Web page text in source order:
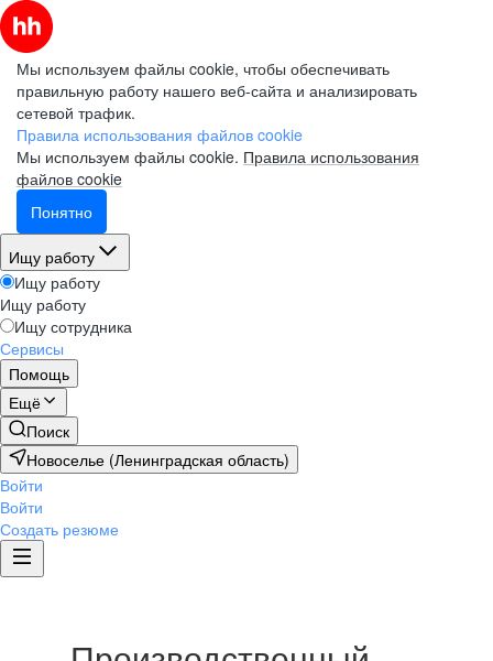
Мы используем файлы cookie, чтобы обеспечивать
правильную работу нашего веб-сайта и анализировать
сетевой трафик.
Правила использования файлов cookie
Мы используем файлы cookie. Правила использования
файлов cookie
Понятно
Ищу работу
Ищу работу
Ищу работу
Ищу сотрудника
Сервисы
Помощь
Ещё
Поиск
Новоселье (Ленинградская область)
Войти
Войти
Создать резюме